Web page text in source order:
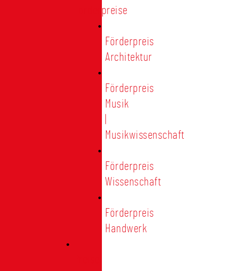
Förderpreise
Förderpreis
Architektur
Förderpreis
Musik
Musikwissenschaft
Förderpreis
Wissenschaft
Förderpreis
Handwerk